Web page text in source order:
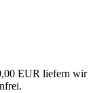
EUR liefern wir